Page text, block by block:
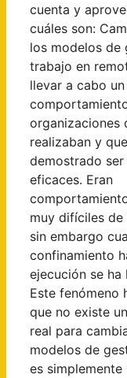
cuenta y
cuáles son:
los modelos de
trabajo en
llevar a cabo
organizaciones
realizaban y
demostrado
eficaces. Eran
muy difíciles
sin embargo
confinamiento
ejecución se ha
Este fenómeno
que no existe
real para
modelos de
es simplemente